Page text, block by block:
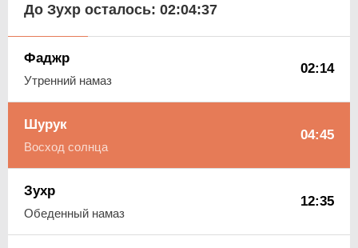
До Зухр осталось: 02:04:36
Фаджр
Утренний намаз
02:14
Шурук
Восход солнца
04:45
Зухр
Обеденный намаз
12:35